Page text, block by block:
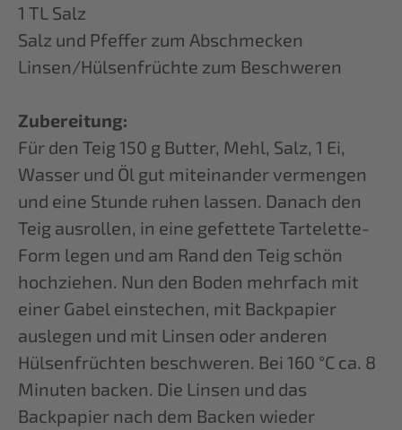
1 TL Salz
Salz und Pfeffer zum Abschmecken
Linsen/Hülsenfrüchte zum Beschweren
Zubereitung:
Für den Teig 150 g Butter, Mehl, Salz, 1 Ei,
Wasser und Öl gut miteinander vermengen
und eine Stunde ruhen lassen. Danach den
Teig ausrollen, in eine gefettete Tartelette-
Form legen und am Rand den Teig schön
hochziehen. Nun den Boden mehrfach mit
einer Gabel einstechen, mit Backpapier
auslegen und mit Linsen oder anderen
Hülsenfrüchten beschweren. Bei 160 °C ca. 8
Minuten backen. Die Linsen und das
Backpapier nach dem Backen wieder